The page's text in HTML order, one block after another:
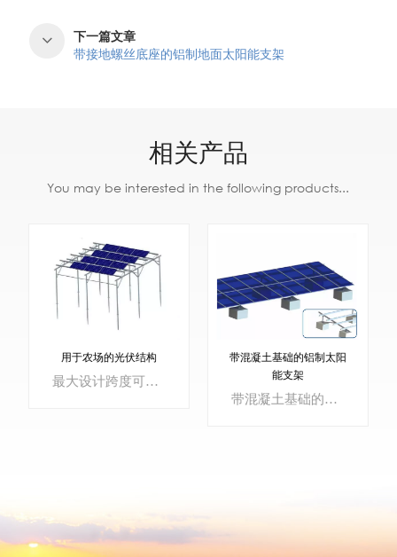
下一篇文章
带接地螺丝底座的铝制地面太阳能支架
相关产品
You may be interested in the following products...
用于农场的光伏结构
最大设计跨度可达6m，便于操作大型农机具。根据农场地理条件，布置方案可灵活应对不同作物的透光条件，既能满足作物的太阳辐照需求，又在保证的前提下不影响电站发电。农作物的产量。
带混凝土基础的铝制太阳
能支架
带混凝土基础的铝制太阳能支架